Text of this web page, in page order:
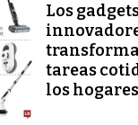
Los
tareas
los hogares